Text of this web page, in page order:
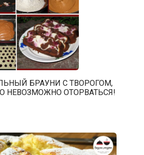
БРАУНИ С ТВОРОГОМ,
НЕВОЗМОЖНО ОТОРВАТЬСЯ!